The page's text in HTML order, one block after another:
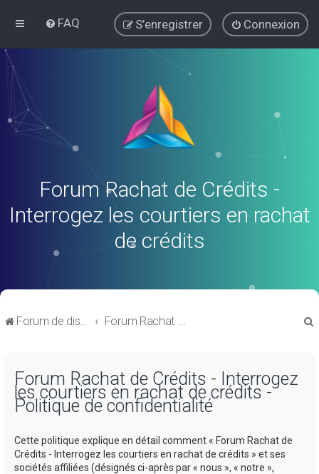
FAQ Connexion
S’enregistrer
Forum Rachat de Crédits -
Interrogez les courtiers en rachat
de crédits
Forum de discussions sur le Regroupement de Crédits et le Rachat de Crédits Forum Rachat de Crédits
Forum Rachat de Crédits - Interrogez
les courtiers en rachat de crédits -
Politique de confidentialité
Cette politique explique en détail comment « Forum Rachat de
Crédits - Interrogez les courtiers en rachat de crédits » et ses
sociétés affiliées (désignés ci-après par « nous », « notre »,